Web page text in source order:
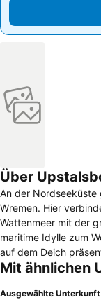
Über
An der Nordseeküste
Wremen. Hier
Wattenmeer mit der
maritime Idylle zum
auf dem Deich
einzigartiger
Mit ähnlichen
Ausgewählte Unterkunft